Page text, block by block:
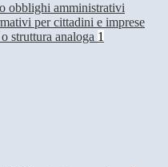
obblighi amministrativi
per cittadini e imprese
struttura analoga 1